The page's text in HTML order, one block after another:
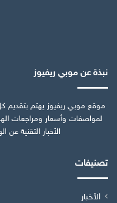
نبذة عن موبي ريفيوز
موقع موبي ريفيوز يهتم
لمواصفات وأسعار ومراجعات
الأخبار التقنية
تصنيفات
الأخبار